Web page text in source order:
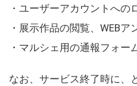
・ユーザーアカウントへの
・展示作品の閲覧、WEBア
・マルシェ用の通報フォー
なお、サービス終了時に、